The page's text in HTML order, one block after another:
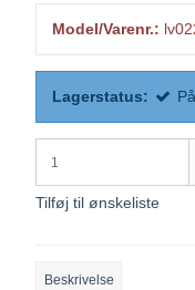
Model/Varenr.:
Lagerstatus:
Tilføj til ønskeliste
Beskrivelse